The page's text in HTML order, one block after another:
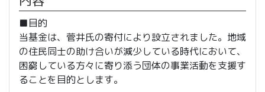
■目的
当基金は、菅井氏の寄付により設立されました。地域
の住民同士の助け合いが減少している時代において、
困窮している方々に寄り添う団体の事業活動を支援す
ることを目的とします。